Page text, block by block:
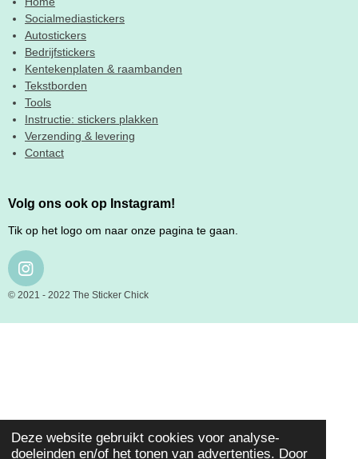
Deze website gebruikt cookies voor analyse-
doeleinden en/of het tonen van advertenties. Door
Socialmediastickers
Autostickers
Bedrijfstickers
Kentekenplaten & raambanden
Tekstborden
Tools
Instructie: stickers plakken
Verzending & levering
Contact
Volg ons ook op Instagram!
Tik op het logo om naar onze pagina te gaan.
I
N
T
© 2021 - 2022 The Sticker Chick